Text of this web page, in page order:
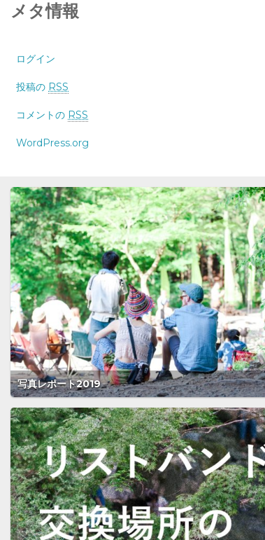
メタ情報
ログイン
投稿の RSS
コメントの RSS
WordPress.org
写真レポート2019